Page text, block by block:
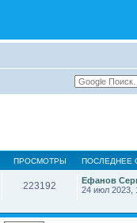
ПРОСМОТРЫ ПОСЛЕДНЕЕ
223192
Ефанов
24 июл 2023,